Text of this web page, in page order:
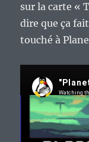
sur la carte «
dire que ça
touché à